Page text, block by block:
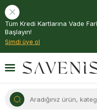
Tüm Kredi Kartlarına Vade
Başlayın!
Şimdi üye ol